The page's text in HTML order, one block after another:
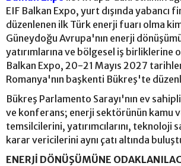
EIF Balkan Expo, yurt dışında yabancı
düzenlenen ilk Türk enerji fuarı olma
Güneydoğu Avrupa'nın enerji
yatırımlarına ve bölgesel iş birliklerine
Balkan Expo, 20-21 Mayıs 2027
Romanya'nın başkenti Bükreş'te
Bükreş Parlamento Sarayı'nın ev
ve konferans; enerji sektörünün kamu
temsilcilerini, yatırımcılarını, teknoloji
karar vericilerini aynı çatı altında
ENERJİ DÖNÜŞÜMÜNE